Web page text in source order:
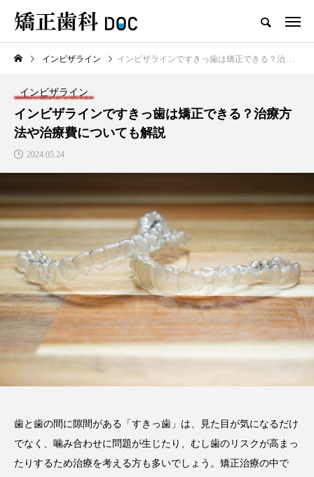
TOP ワイヤー矯正 マウスピース矯正
新着記事
ワイヤー矯正
テスト用_東京都おすすめの矯
正歯科の名医28人
2026.06.12
マウスピース型矯正治療後に
保定は必要?リテーナーの装着
期間や時間、注意点も解説
2025.12.07
注目のトピック
おすすめ名医一覧 コラム
マウスピース矯正
インビザライン インビザラインですきっ歯は矯正できる？治療方法や治療費についても解説
インビザライン
インビザラインですきっ歯は矯正できる？治療方
法や治療費についても解説
2024.05.24
歯と歯の間に隙間がある「すきっ歯」は、見た目が気になるだけ
でなく、噛み合わせに問題が生じたり、むし歯のリスクが高まっ
たりするため治療を考える方も多いでしょう。矯正治療の中で